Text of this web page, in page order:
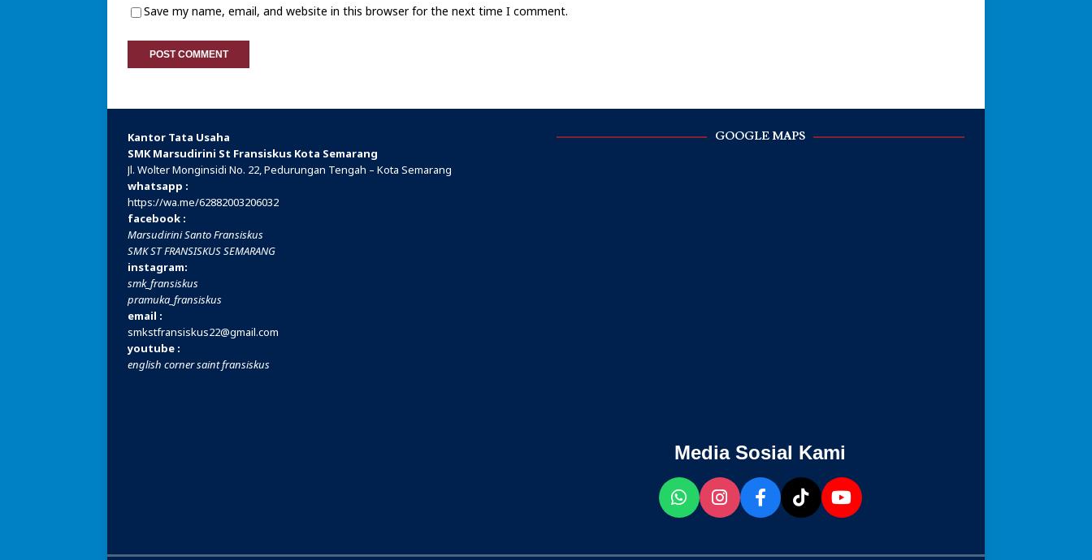
Save my name, email, and website in this browser for the next time I comment.
Kantor Tata Usaha
SMK Marsudirini St Fransiskus Kota Semarang
Jl. Wolter Monginsidi No. 22, Pedurungan Tengah – Kota Semarang
whatsapp :
https://wa.me/62882003206032
facebook :
Marsudirini Santo Fransiskus
SMK ST FRANSISKUS SEMARANG
instagram:
smk_fransiskus
pramuka_fransiskus
email :
smkstfransiskus22@gmail.com
youtube :
english corner saint fransiskus
GOOGLE MAPS
Media Sosial Kami